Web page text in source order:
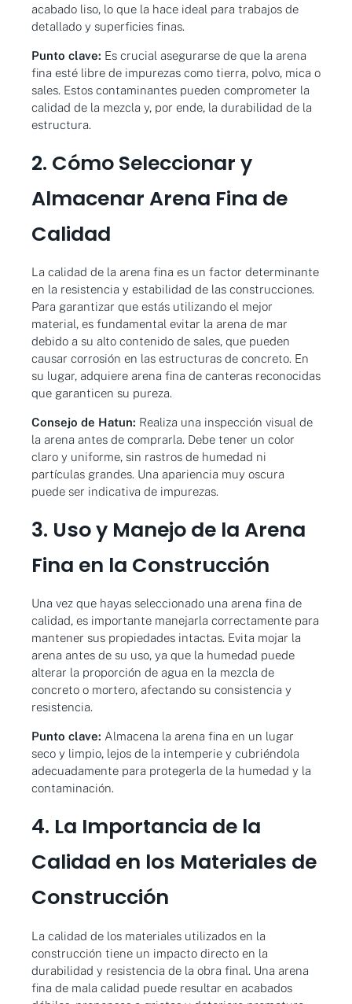
acabado liso, lo que la hace ideal para trabajos de
detallado y superficies finas.
Punto clave: Es crucial asegurarse de que la arena
fina esté libre de impurezas como tierra, polvo, mica o
sales. Estos contaminantes pueden comprometer la
calidad de la mezcla y, por ende, la durabilidad de la
estructura.
2. Cómo Seleccionar y
Almacenar Arena Fina de
Calidad
La calidad de la arena fina es un factor determinante
en la resistencia y estabilidad de las construcciones.
Para garantizar que estás utilizando el mejor
material, es fundamental evitar la arena de mar
debido a su alto contenido de sales, que pueden
causar corrosión en las estructuras de concreto. En
su lugar, adquiere arena fina de canteras reconocidas
que garanticen su pureza.
Consejo de Hatun: Realiza una inspección visual de
la arena antes de comprarla. Debe tener un color
claro y uniforme, sin rastros de humedad ni
partículas grandes. Una apariencia muy oscura
puede ser indicativa de impurezas.
3. Uso y Manejo de la Arena
Fina en la Construcción
Una vez que hayas seleccionado una arena fina de
calidad, es importante manejarla correctamente para
mantener sus propiedades intactas. Evita mojar la
arena antes de su uso, ya que la humedad puede
alterar la proporción de agua en la mezcla de
concreto o mortero, afectando su consistencia y
resistencia.
Punto clave: Almacena la arena fina en un lugar
seco y limpio, lejos de la intemperie y cubriéndola
adecuadamente para protegerla de la humedad y la
contaminación.
4. La Importancia de la
Calidad en los Materiales de
Construcción
La calidad de los materiales utilizados en la
construcción tiene un impacto directo en la
durabilidad y resistencia de la obra final. Una arena
fina de mala calidad puede resultar en acabados